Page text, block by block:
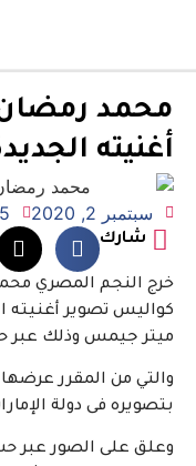
محمد
أغنيته
سبتمبر 2, 2020
شارك
خرج النجم المصري
كواليس تصوير أغنيته
ميتر جيمس وذلك عبر
والتي من المقرر عرضها
بتصويره فى دولة
وعلق على الصور عبر